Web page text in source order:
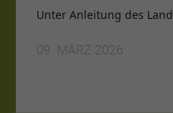
Unter Anleitung des
09. MÄRZ 2026